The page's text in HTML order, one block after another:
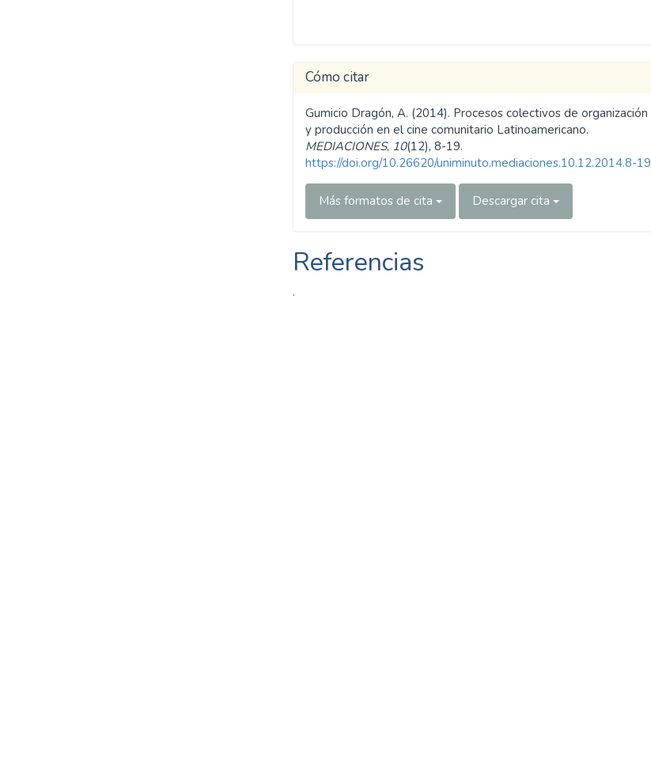
Cómo citar
Gumicio Dragón, A. (2014). Procesos colectivos de organización
y producción en el cine comunitario Latinoamericano.
MEDIACIONES, 10(12), 8-19.
https://doi.org/10.26620/uniminuto.mediaciones.10.12.2014.8-19
Más formatos de cita Descargar cita
Referencias
.